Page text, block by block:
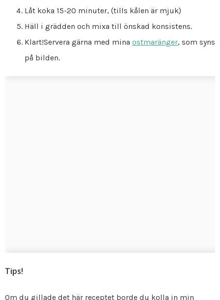
Låt koka 15-20 minuter, (tills kålen är mjuk)
Häll i grädden och mixa till önskad konsistens.
Klart!Servera gärna med mina ostmaränger, som syns
på bilden.
Tips!
Om du gillade det här receptet borde du kolla in min